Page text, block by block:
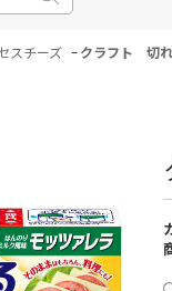
スチーズ - クラフト 切